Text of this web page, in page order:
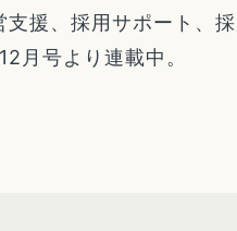
援、採用サポート、
月号より連載中。